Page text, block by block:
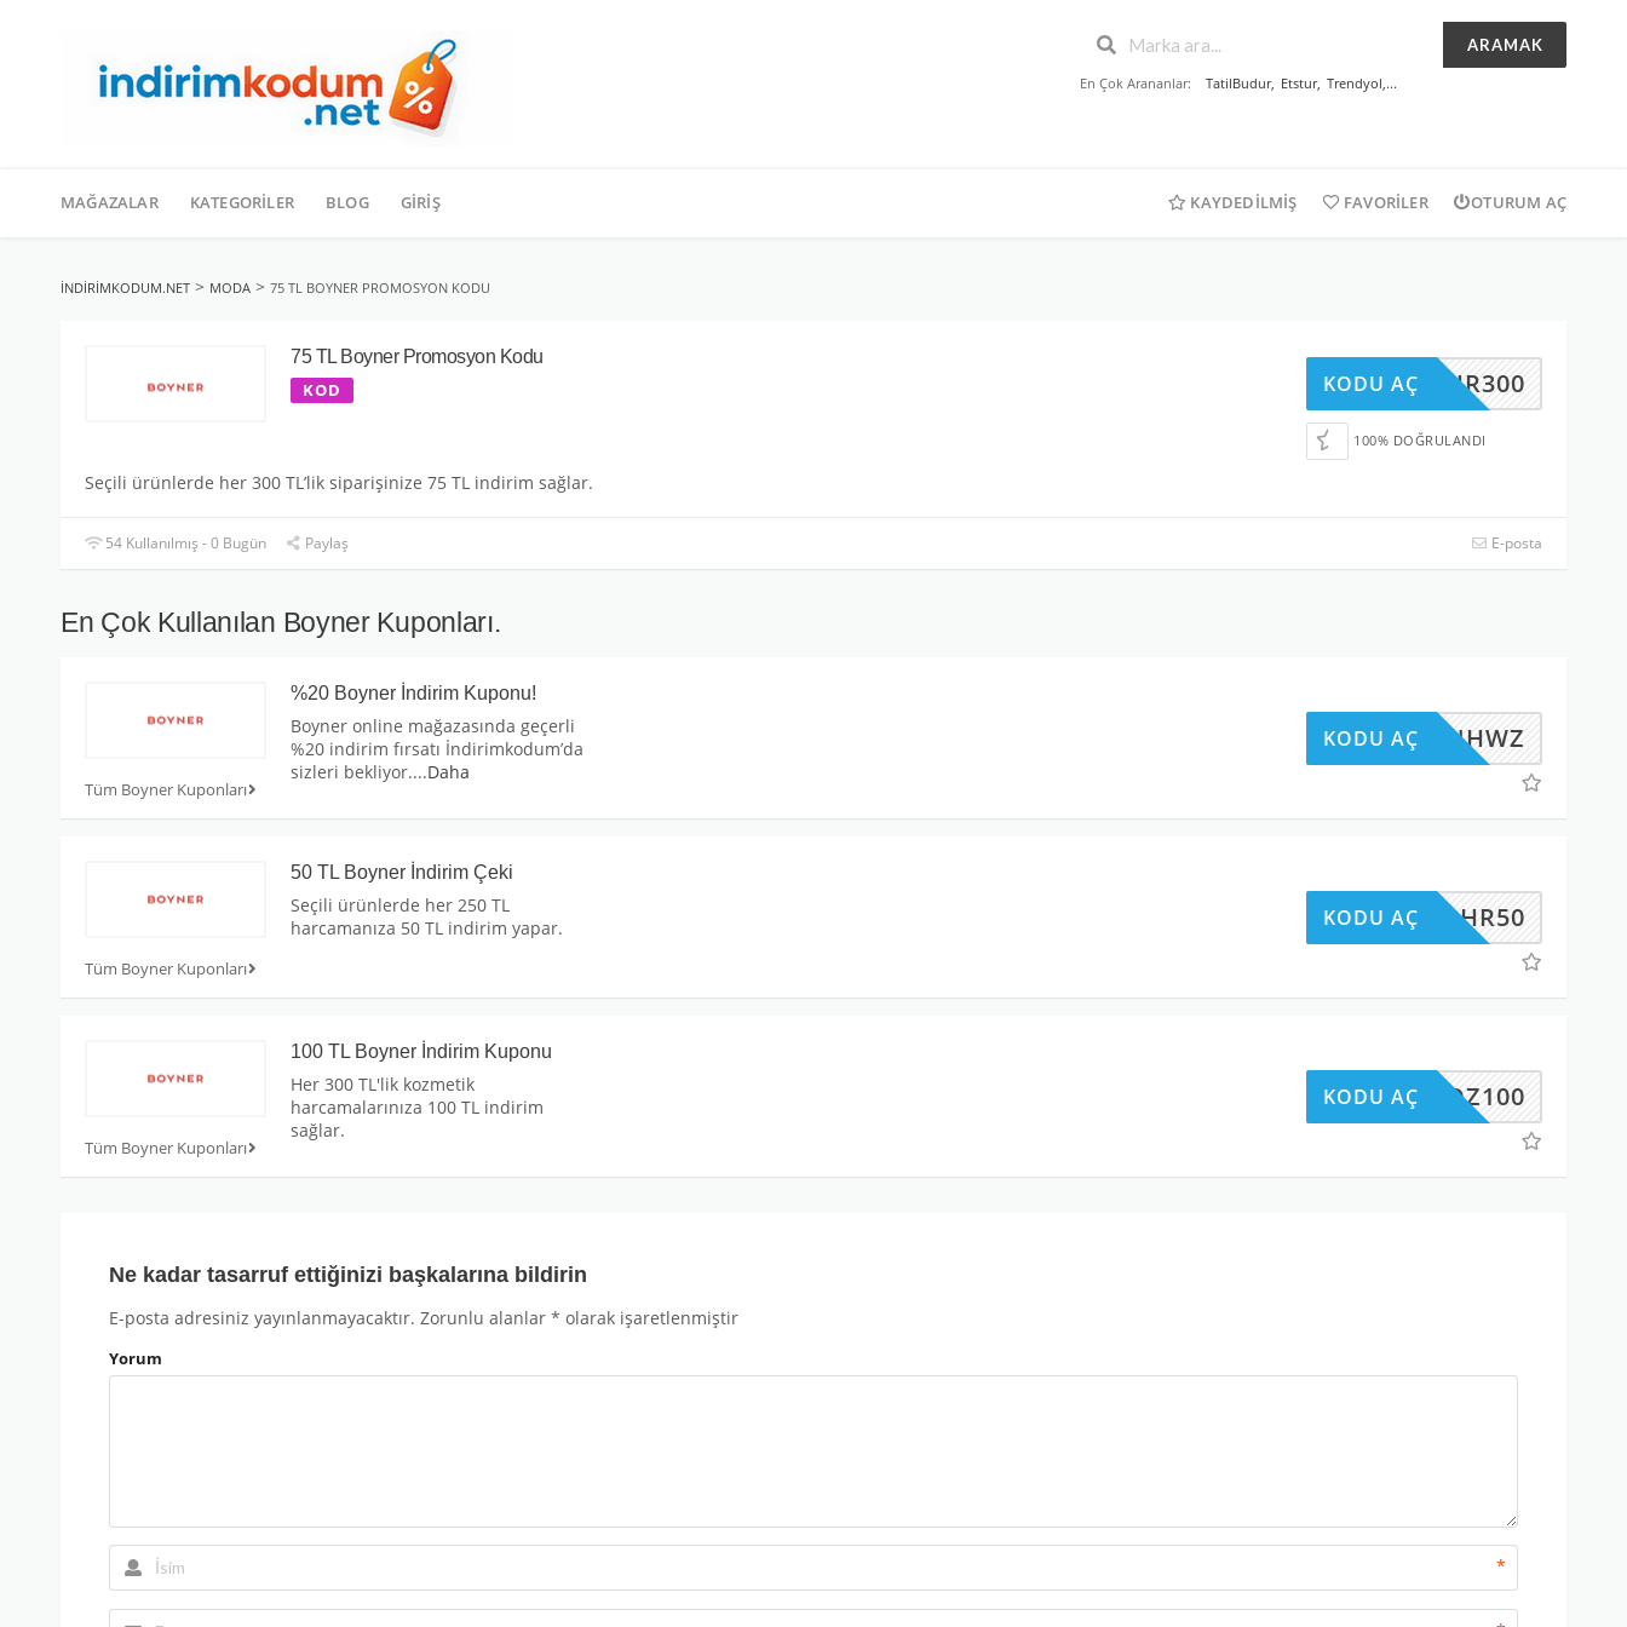
ARAMAK
En Çok Arananlar: TatilBudur, Etstur, Trendyol,...
geç
MAĞAZALAR KATEGORILER BLOG GIRIŞ KAYDEDILMIŞ FAVORILER OTURUM AÇ
INDIRIMKODUM.NET > MODA > 75 TL BOYNER PROMOSYON KODU
75 TL Boyner Promosyon Kodu
KOD BHR300
KODU AÇ
100% DOĞRULANDI
Seçili ürünlerde her 300 TL’lik siparişinize 75 TL indirim sağlar.
54 Kullanılmış - 0 Bugün Paylaş E-posta
En Çok Kullanılan Boyner Kuponları.
Tüm Boyner Kuponları
%20 Boyner İndirim Kuponu!
Boyner online mağazasında geçerli
%20 indirim fırsatı İndirimkodum’da
sizleri bekliyor....Daha
87BFNHWZ
KODU AÇ
Tüm Boyner Kuponları
50 TL Boyner İndirim Çeki
Seçili ürünlerde her 250 TL
harcamanıza 50 TL indirim yapar.
HR50
KODU AÇ
Tüm Boyner Kuponları
100 TL Boyner İndirim Kuponu
Her 300 TL'lik kozmetik
harcamalarınıza 100 TL indirim
sağlar.
KOZ100
KODU AÇ
Ne kadar tasarruf ettiğinizi başkalarına bildirin
E-posta adresiniz yayınlanmayacaktır. Zorunlu alanlar * olarak işaretlenmiştir
Yorum
*